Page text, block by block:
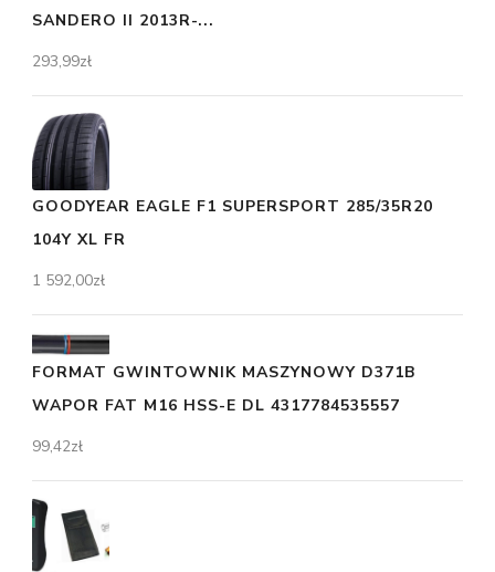
SANDERO II 2013R-...
293,99zł
GOODYEAR EAGLE F1 SUPERSPORT 285/35R20
104Y XL FR
1 592,00zł
FORMAT GWINTOWNIK MASZYNOWY D371B
WAPOR FAT M16 HSS-E DL 4317784535557
99,42zł